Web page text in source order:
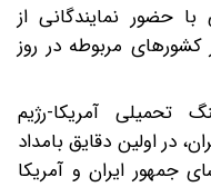
حضور نمایندگانی از
کشورهای مربوطه در روز
آمریکا-رژیم
در اولین دقایق بامداد
1405 توسط روسای جمهور ایران و آمریکا